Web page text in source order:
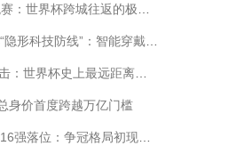
杯跨城往返的极限距离与时间边界”
”：智能穿戴监测设备合规部署与技术标准白皮书
世界杯史上最远距离进球诞生
身价首度跨越万亿门槛
强落位：争冠格局初现端倪